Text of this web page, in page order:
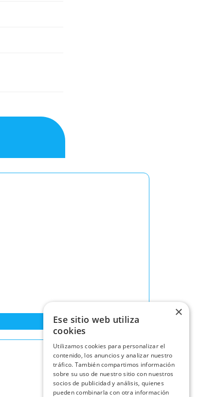
×
Ese sitio web utiliza
cookies
Utilizamos cookies para personalizar el
contenido, los anuncios y analizar nuestro
tráfico. También compartimos información
sobre su uso de nuestro sitio con nuestros
socios de publicidad y análisis, quienes
pueden combinarla con otra información